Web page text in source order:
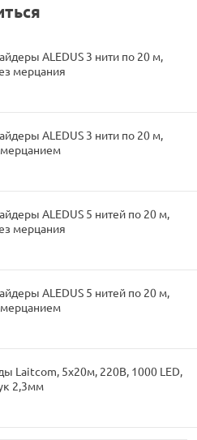
ALEDUS 3 нити по 20 м,
мерцания
ALEDUS 3 нити по 20 м,
ALEDUS 5 нитей по 20 м,
мерцания
ALEDUS 5 нитей по 20 м,
Laitcom, 5x20м, 220В, 1000 LED,
2,3мм